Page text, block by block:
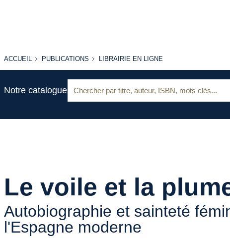
ACCUEIL
ACCUEIL PUBLICATIONS
PUBLICATIONS
LIBRAIRIE
LIBRAIRIE EN LIGNE
Notre catalogue:
Le voile et la
Autobiographie et sainteté
l'Espagne moderne